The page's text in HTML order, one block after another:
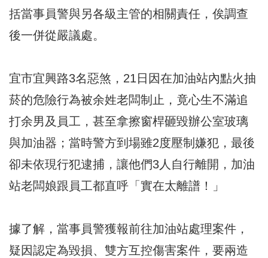
括當事員警與另各級主管的相關責任，俟調查
後一併從嚴議處。
宜市宜興路3名惡煞，21日因在加油站內點火抽
菸的危險行為被余姓老闆制止，竟心生不滿追
打余男及員工，甚至拿擦窗桿砸毀辦公室玻璃
與加油器；當時警方到場雖2度壓制嫌犯，最後
卻未依現行犯逮捕，讓他們3人自行離開，加油
站老闆娘跟員工都直呼「實在太離譜！」
據了解，當事員警獲報前往加油站處理案件，
疑因認定為毀損、雙方互控傷害案件，要兩造